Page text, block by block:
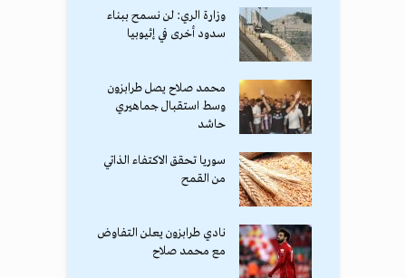
وزارة الري: لن نسمح ببناء
سدود أخرى في إثيوبيا
محمد صلاح يصل طرابزون
وسط استقبال جماهيري
حاشد
سوريا تحقق الاكتفاء الذاتي
من القمح
نادي طرابزون يعلن التفاوض
مع محمد صلاح